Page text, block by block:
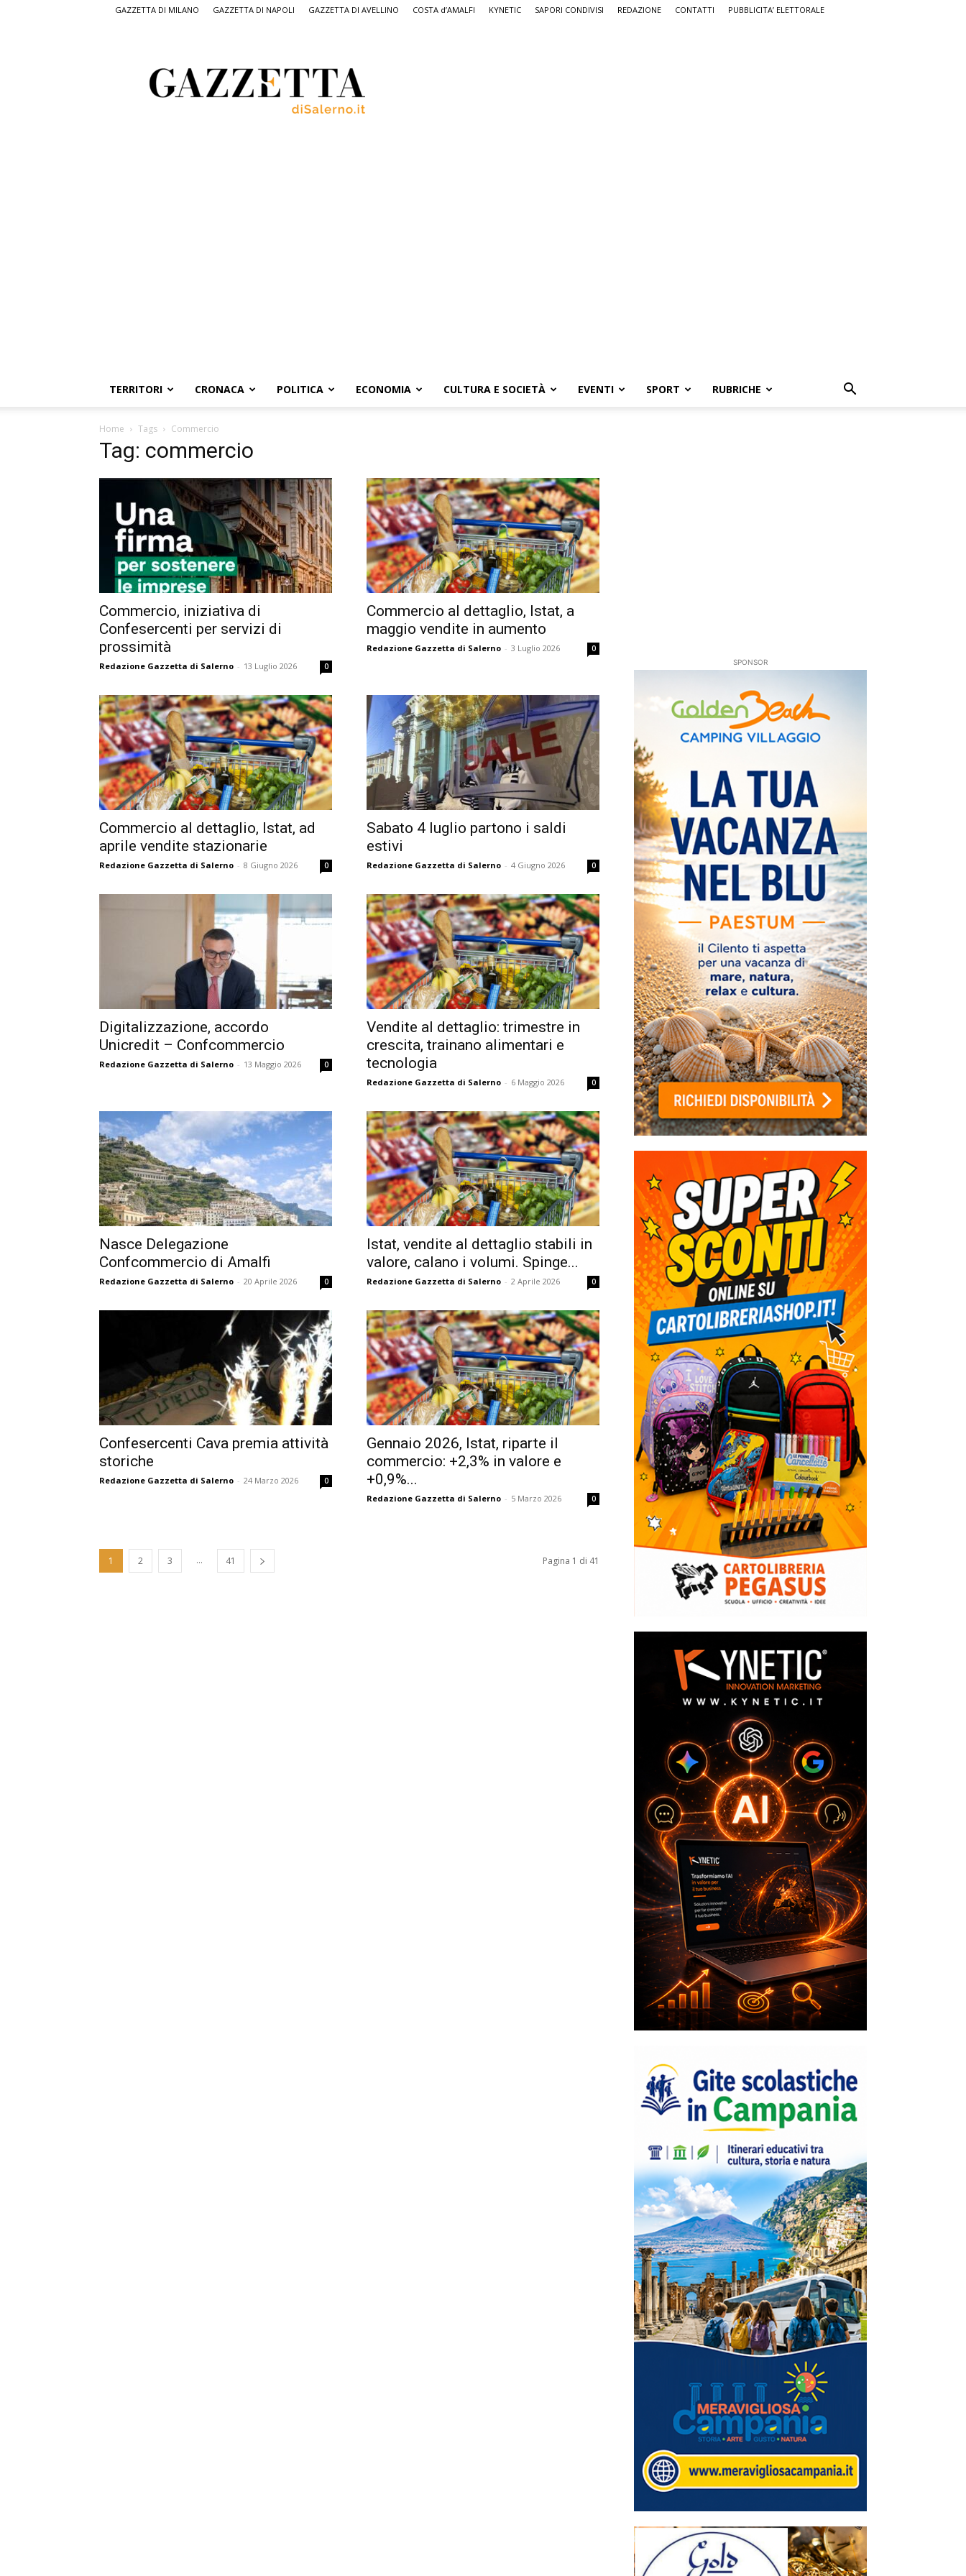
GAZZETTA DI MILANO GAZZETTA DI NAPOLI GAZZETTA DI AVELLINO COSTA d’AMALFI KYNETIC SAPORI CONDIVISI REDAZIONE CONTATTI PUBBLICITA’ ELETTORALE
Salerno,
il
quotidiano
TERRITORI CRONACA POLITICA ECONOMIA CULTURA E SOCIETÀ EVENTI SPORT RUBRICHE
Home Tags Commercio
Tag: commercio
Commercio, iniziativa di
Confesercenti per servizi di
prossimità
Redazione Gazzetta di Salerno - 13 Luglio 2026 0
Commercio al dettaglio, Istat, a
maggio vendite in aumento
Redazione Gazzetta di Salerno - 3 Luglio 2026 0
Commercio al dettaglio, Istat, ad
aprile vendite stazionarie
Redazione Gazzetta di Salerno - 8 Giugno 2026 0
Sabato 4 luglio partono i saldi
estivi
Redazione Gazzetta di Salerno - 4 Giugno 2026 0
Digitalizzazione, accordo
Unicredit – Confcommercio
Redazione Gazzetta di Salerno - 13 Maggio 2026 0
Vendite al dettaglio: trimestre in
crescita, trainano alimentari e
tecnologia
Redazione Gazzetta di Salerno - 6 Maggio 2026 0
Nasce Delegazione
Confcommercio di Amalfi
Redazione Gazzetta di Salerno - 20 Aprile 2026 0
Istat, vendite al dettaglio stabili in
valore, calano i volumi. Spinge...
Redazione Gazzetta di Salerno - 2 Aprile 2026 0
Confesercenti Cava premia attività
storiche
Redazione Gazzetta di Salerno - 24 Marzo 2026 0
Gennaio 2026, Istat, riparte il
commercio: +2,3% in valore e
+0,9%...
Redazione Gazzetta di Salerno - 5 Marzo 2026 0
1 2 3 ... 41 Pagina 1 di 41
SPONSOR